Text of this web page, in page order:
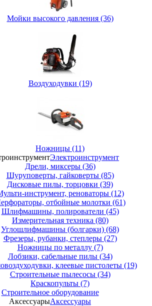
Мойки высокого давления (36)
Воздуходувки (19)
Ножницы (11)
Электроинструмент
Дрели, миксеры (36)
Шуруповерты, гайковерты (85)
Дисковые пилы, торцовки (39)
инструмент, реноваторы (12)
отбойные молотки (61)
Шлифмашины, полирователи (45)
Измерительная техника (80)
Углошлифмашины (болгарки) (68)
Фрезеры, рубанки, степлеры (27)
Ножницы по металлу (7)
Лобзики, сабельные пилы (34)
клеевые пистолеты (19)
Строительные пылесосы (34)
Краскопульты (7)
Строительное оборудование
АксессуарыАксессуары